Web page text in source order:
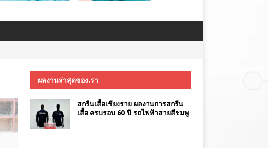
ผลงานล่าสุดของเรา
สกรีนเสื้อเชียงราย ผลงานการสกรีน
เสื้อ ครบรอบ 60 ปี รถไฟฟ้าสายสีชมพู